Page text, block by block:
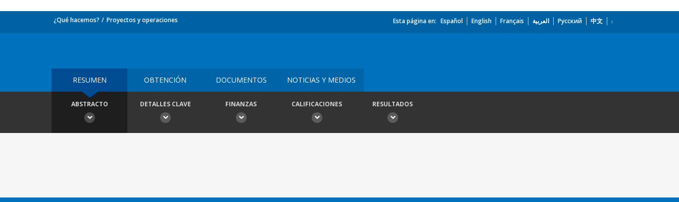
¿Qué hacemos? Proyectos y operaciones Esta página en: Español English Français العربية Русский 中文
RESUMEN OBTENCIÓN DOCUMENTOS NOTICIAS Y MEDIOS
ABSTRACTO DETALLES CLAVE FINANZAS CALIFICACIONES RESULTADOS